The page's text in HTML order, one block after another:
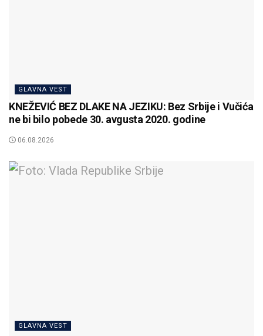
GLAVNA VEST
KNEŽEVIĆ BEZ DLAKE NA JEZIKU: Bez Srbije i Vučića
ne bi bilo pobede 30. avgusta 2020. godine
06.08.2026
GLAVNA VEST